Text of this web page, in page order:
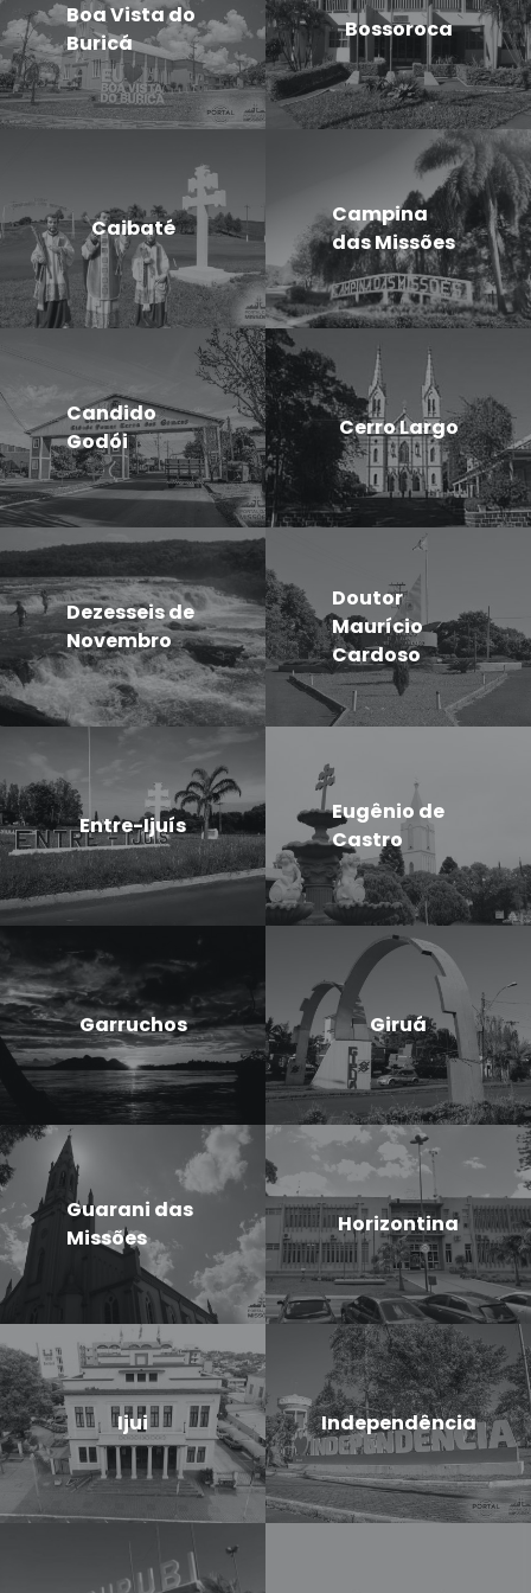
Boa Vista do
Buricá
Bossoroca
Caibaté
Campina
das Missões
Candido
Godói
Cerro Largo
Dezesseis de
Novembro
Doutor
Maurício
Cardoso
Entre-Ijuís
Eugênio de
Castro
Garruchos Giruá
Guarani das
Missões
Horizontina
Ijui Independência